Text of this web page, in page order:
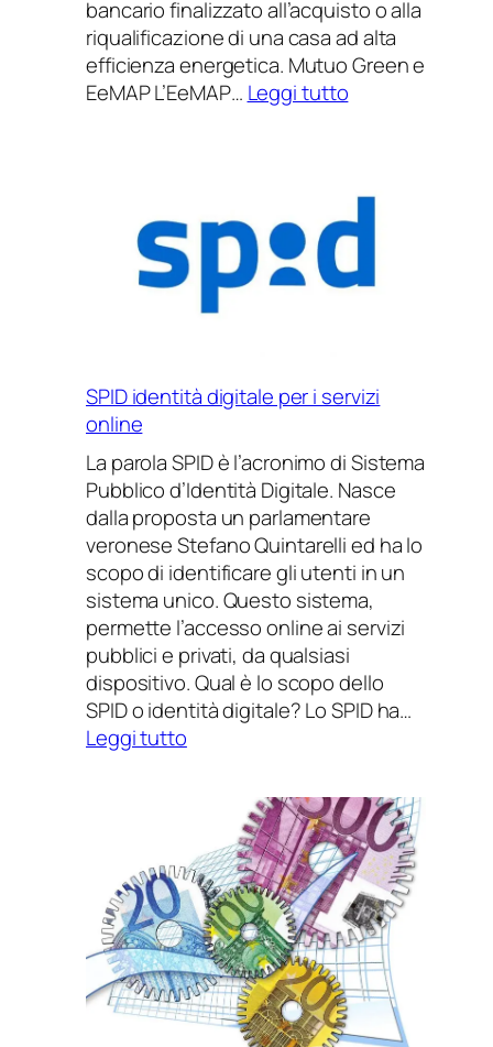
bancario finalizzato all’acquisto o alla
riqualificazione di una casa ad alta
efficienza energetica. Mutuo Green e
EeMAP L’EeMAP… Leggi tutto:
finanziamento
vantaggioso
ecologico
SPID identità digitale per i servizi
online
La parola SPID è l’acronimo di Sistema
Pubblico d’Identità Digitale. Nasce
dalla proposta un parlamentare
veronese Stefano Quintarelli ed ha lo
scopo di identificare gli utenti in un
sistema unico. Questo sistema,
permette l’accesso online ai servizi
pubblici e privati, da qualsiasi
dispositivo. Qual è lo scopo dello
SPID o identità digitale? Lo SPID ha…
Leggi tutto:
digitale
per
i
servizi
online